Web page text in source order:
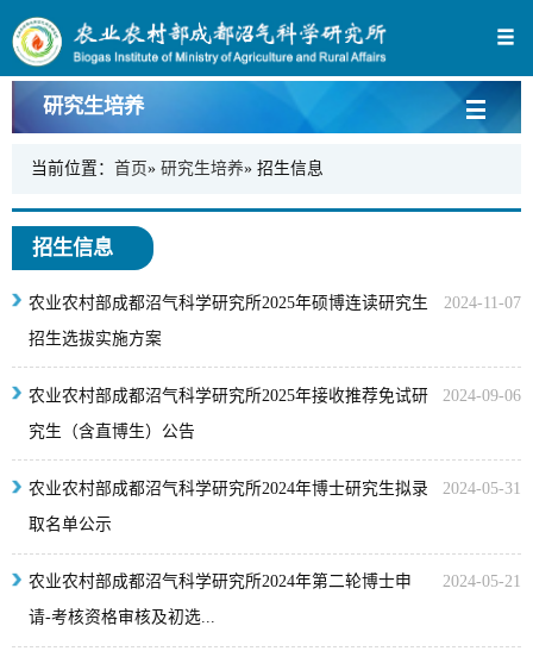
研究生培养
当前位置： 首页» 研究生培养» 招生信息
招生信息
2024-11-07
农业农村部成都沼气科学研究所2025年硕博连读研究生
招生选拔实施方案
2024-09-06
农业农村部成都沼气科学研究所2025年接收推荐免试研
究生（含直博生）公告
2024-05-31
农业农村部成都沼气科学研究所2024年博士研究生拟录
取名单公示
2024-05-21
农业农村部成都沼气科学研究所2024年第二轮博士申
请-考核资格审核及初选...